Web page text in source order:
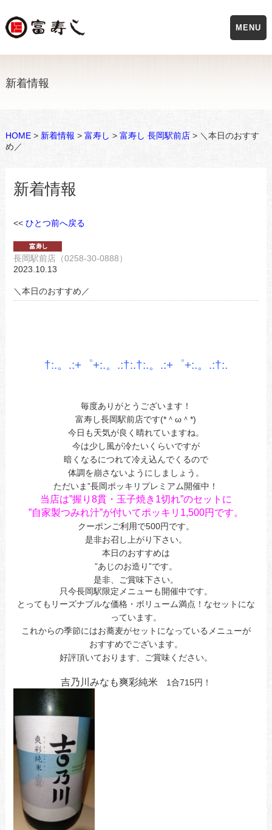
新着情報
HOME> 新着情報 > 富寿し > 富寿し 長岡駅前店> ＼本日のおすす
め／
新着情報
<< ひとつ前へ戻る
長岡駅前店（0258-30-0888）
2023.10.13
＼本日のおすすめ／
†:.。.:+゜+:.。.:†:.†:.。.:+゜+:.。.:†:.
毎度ありがとうございます！
富寿し長岡駅前店です(*＾ω＾*)
今日も天気が良く晴れていますね。
今は少し風が冷たいくらいですが
暗くなるにつれて冷え込んでくるので
体調を崩さないようにしましょう。
ただいま”長岡ポッキリプレミアム開催中！
当店は”握り8貫・玉子焼き1切れ”のセットに
”自家製つみれ汁”が付いてポッキリ1,500円です。
クーポンご利用で500円です。
是非お召し上がり下さい。
本日のおすすめは
”あじのお造り”です。
是非、ご賞味下さい。
只今長岡駅限定メニューも開催中です。
とってもリーズナブルな価格・ボリューム満点！なセットにな
っています。
これからの季節にはお蕎麦がセットになっているメニューが
おすすめでございます。
好評頂いております、ご賞味ください。
吉乃川みなも爽彩純米 1合715円！
MENU